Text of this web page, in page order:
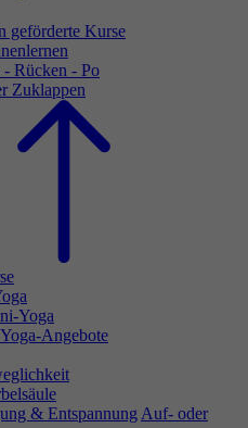
geförderte Kurse
Rücken - Po
Zuklappen
Yoga
Angebote
& Entspannung Auf- oder